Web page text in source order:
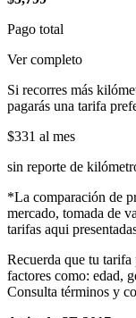
Pago total
Ver completo
Si recorres más
pagarás una tarifa
$331 al mes
sin reporte de
*La comparación de
mercado, tomada de
tarifas aqui
Recuerda que tu
factores como: edad,
Consulta términos y